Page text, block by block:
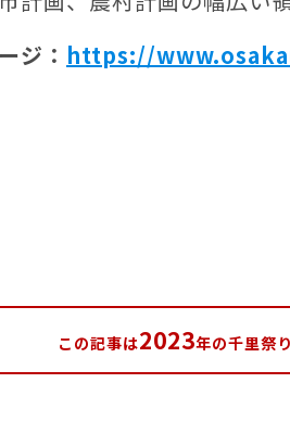
ジ： https://
この記事は2023年の千里祭